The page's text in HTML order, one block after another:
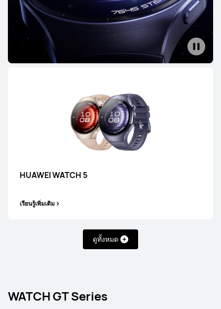
HUAWEI WATCH 5
เรียนรู้เพิ่มเติม
ดูทั้งหมด
WATCH GT Series